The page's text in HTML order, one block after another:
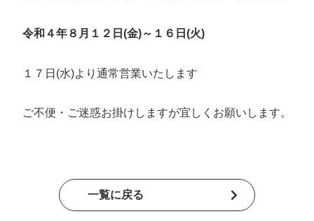
令和４年８月１２日(金)～１６日(火)
１７日(水)より通常営業いたします
ご不便・ご迷惑お掛けしますが宜しくお願いします。
一覧に戻る